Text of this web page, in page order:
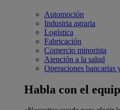
Automoción
Industria agraria
Logística
Fabricación
Comercio minorista
Atención a la salud
Operaciones bancarias
Habla con el